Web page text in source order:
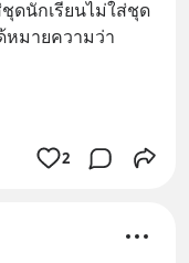
ดนักเรียนไม่ใส่ชุด
หมายความว่า
2